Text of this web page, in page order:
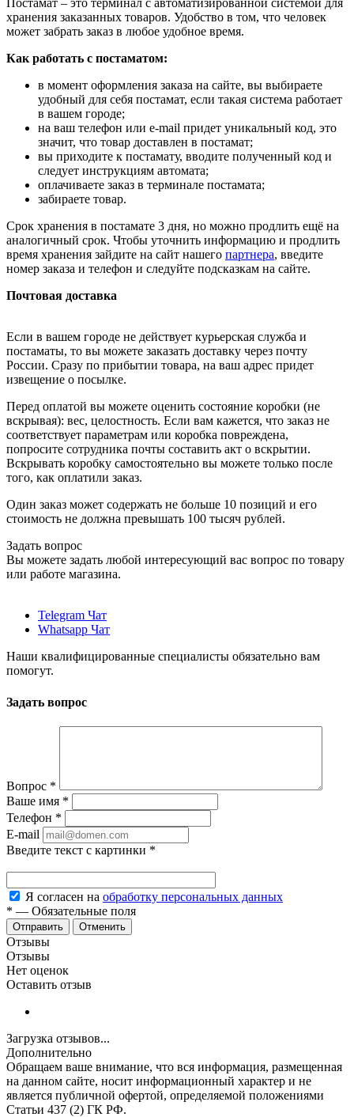
Постамат – это терминал с автоматизированной системой для
хранения заказанных товаров. Удобство в том, что человек
может забрать заказ в любое удобное время.
Как работать с постаматом:
в момент оформления заказа на сайте, вы выбираете
удобный для себя постамат, если такая система работает
в вашем городе;
на ваш телефон или e-mail придет уникальный код, это
значит, что товар доставлен в постамат;
вы приходите к постамату, вводите полученный код и
следует инструкциям автомата;
оплачиваете заказ в терминале постамата;
забираете товар.
Срок хранения в постамате 3 дня, но можно продлить ещё на
аналогичный срок. Чтобы уточнить информацию и продлить
время хранения зайдите на сайт нашего партнера, введите
номер заказа и телефон и следуйте подсказкам на сайте.
Почтовая доставка
Если в вашем городе не действует курьерская служба и
постаматы, то вы можете заказать доставку через почту
России. Сразу по прибытии товара, на ваш адрес придет
извещение о посылке.
Перед оплатой вы можете оценить состояние коробки (не
вскрывая): вес, целостность. Если вам кажется, что заказ не
соответствует параметрам или коробка повреждена,
попросите сотрудника почты составить акт о вскрытии.
Вскрывать коробку самостоятельно вы можете только после
того, как оплатили заказ.
Один заказ может содержать не больше 10 позиций и его
стоимость не должна превышать 100 тысяч рублей.
Задать вопрос
Вы можете задать любой интересующий вас вопрос по товару
или работе магазина.
Telegram Чат
Whatsapp Чат
Наши квалифицированные специалисты обязательно вам
помогут.
Задать вопрос
Вопрос *
Ваше имя *
Телефон *
E-mail
Введите текст с картинки *
Я согласен на обработку персональных данных
* — Обязательные поля
Отменить
Отзывы
Отзывы
Нет оценок
Оставить отзыв
Загрузка отзывов...
Дополнительно
Обращаем ваше внимание, что вся информация, размещенная
на данном сайте, носит информационный характер и не
является публичной офертой, определяемой положениями
Статьи 437 (2) ГК РФ.